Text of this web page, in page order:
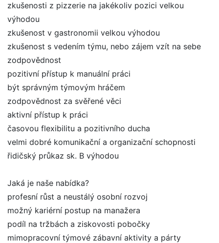
zkušenosti z pizzerie na jakékoliv pozici velkou
výhodou
zkušenost v gastronomii velkou výhodou
zkušenost s vedením týmu, nebo zájem vzít na sebe
zodpovědnost
pozitivní přístup k manuální práci
být správným týmovým hráčem
zodpovědnost za svěřené věci
aktivní přístup k práci
časovou flexibilitu a pozitivního ducha
velmi dobré komunikační a organizační schopnosti
řidičský průkaz sk. B výhodou
Jaká je naše nabídka?
profesní růst a neustálý osobní rozvoj
možný kariérní postup na manažera
podíl na tržbách a ziskovosti pobočky
mimopracovní týmové zábavní aktivity a párty